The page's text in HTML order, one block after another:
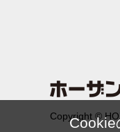
Copyright ©
Cookie